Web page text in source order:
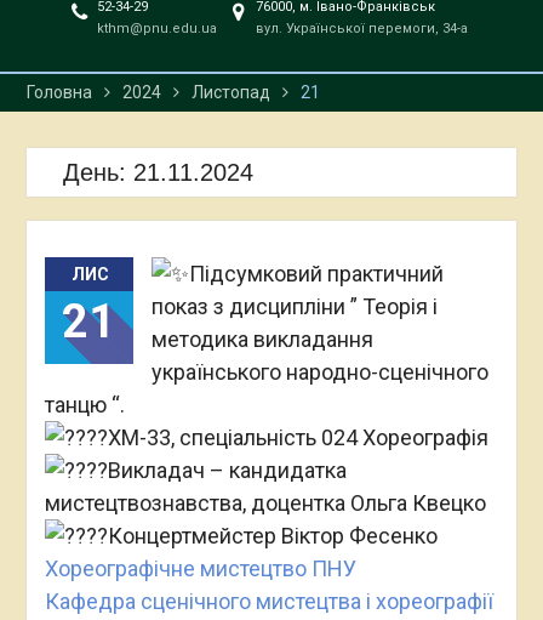
52-34-29
kthm@pnu.edu.ua
76000, м. Івано-Франківськ
вул. Української перемоги, 34-а
Головна 2024 Листопад 21
День: 21.11.2024
ЛИС
21
Підсумковий практичний
показ з дисципліни ” Теорія і
методика викладання
українського народно-сценічного
танцю “.
ХМ-33, спеціальність 024 Хореографія
Викладач – кандидатка
мистецтвознавства, доцентка Ольга Квецко
Концертмейстер Віктор Фесенко
Хореографічне мистецтво ПНУ
Кафедра сценічного мистецтва і хореографії